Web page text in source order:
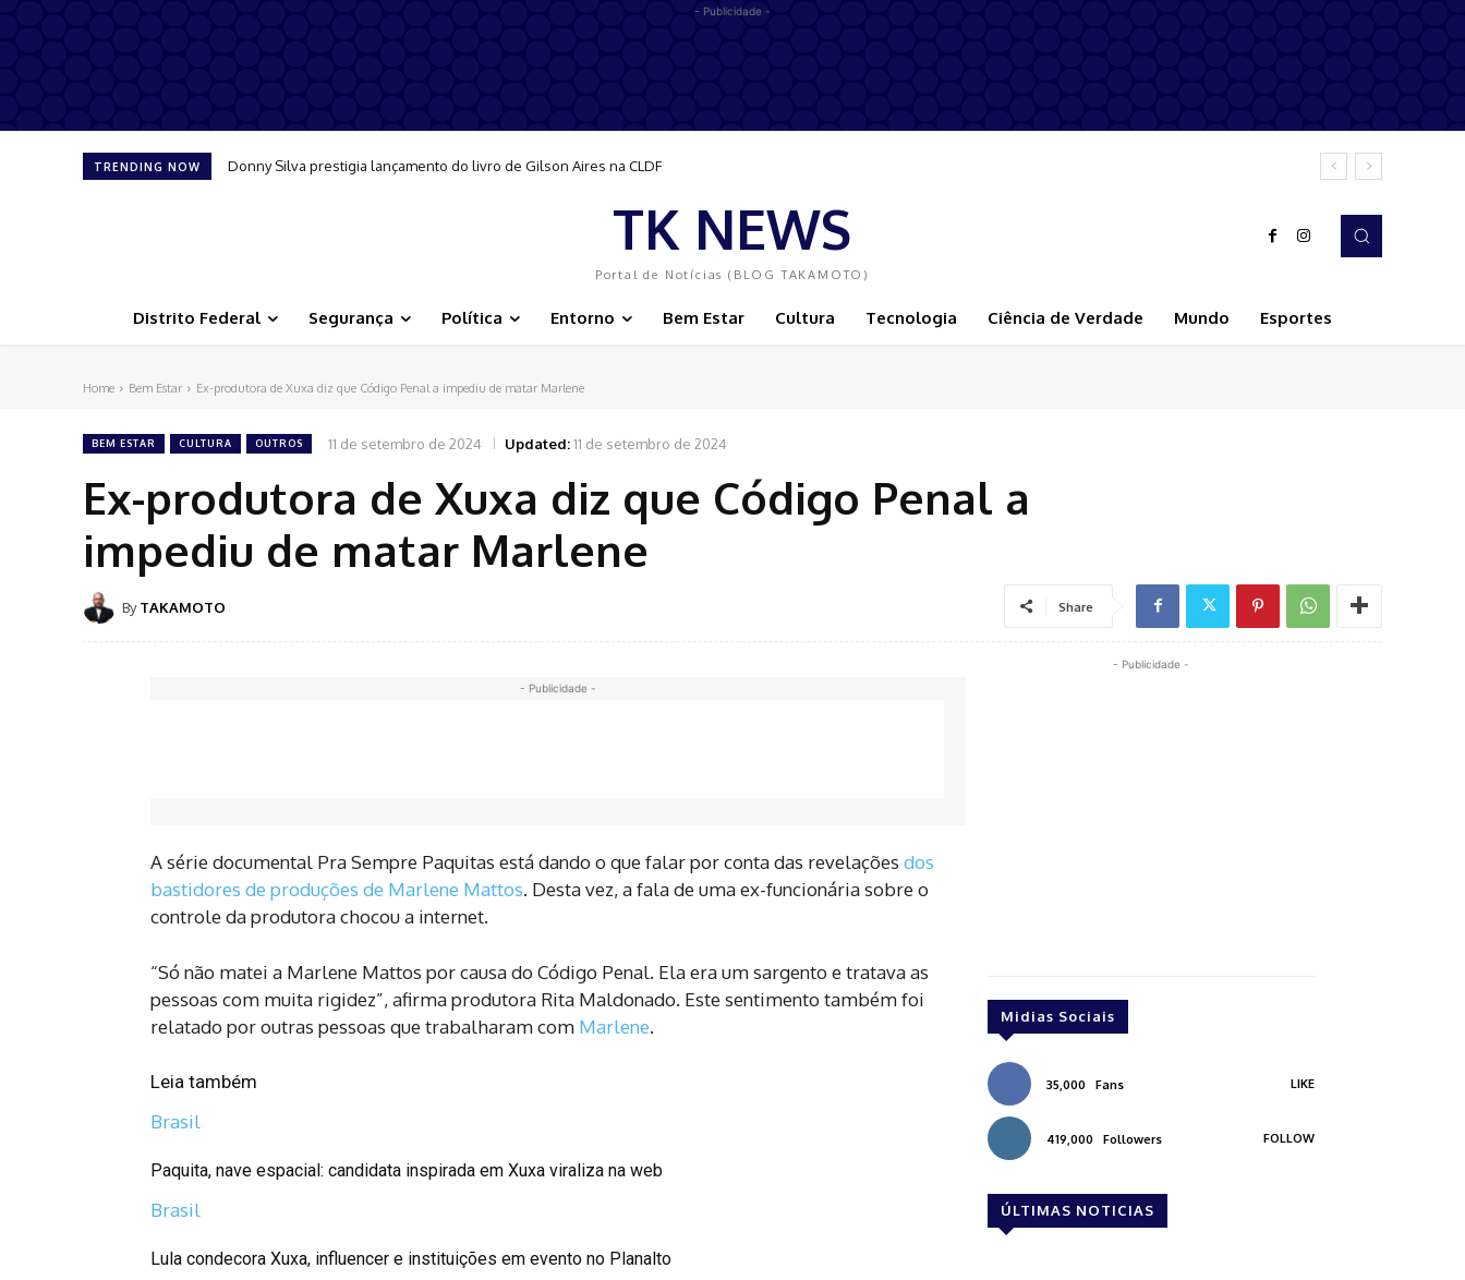
- Publicidade -
TRENDING NOW Donny Silva prestigia lançamento do livro de Gilson Aires na CLDF
TK NEWS
Portal de Notícias (BLOG TAKAMOTO)
Distrito Federal Segurança Política Entorno Bem Estar Cultura Tecnologia Ciência de Verdade Mundo Esportes
Home Bem Estar Ex-produtora de Xuxa diz que Código Penal a impediu de matar Marlene
BEM ESTAR CULTURA OUTROS 11 de setembro de 2024 Updated:11 de setembro de 2024
Ex-produtora de Xuxa diz que Código Penal a
impediu de matar Marlene
By TAKAMOTO Share
- Publicidade -
A série documental Pra Sempre Paquitas está dando o que falar por conta das revelações dos
bastidores de produções de Marlene Mattos. Desta vez, a fala de uma ex-funcionária sobre o
controle da produtora chocou a internet.
“Só não matei a Marlene Mattos por causa do Código Penal. Ela era um sargento e tratava as
pessoas com muita rigidez”, afirma produtora Rita Maldonado. Este sentimento também foi
relatado por outras pessoas que trabalharam com Marlene.
Leia também
Brasil
Paquita, nave espacial: candidata inspirada em Xuxa viraliza na web
Brasil
Lula condecora Xuxa, influencer e instituições em evento no Planalto
- Publicidade -
Midias Sociais
35,000 Fans LIKE
419,000 Followers FOLLOW
ÚLTIMAS NOTICIAS